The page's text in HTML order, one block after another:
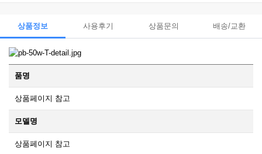
상품정보 사용후기 상품문의 배송/교환
품명
상품페이지 참고
모델명
상품페이지 참고